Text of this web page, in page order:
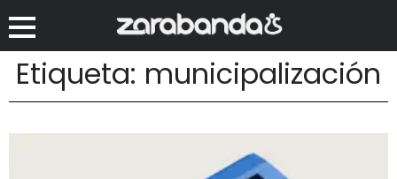
Etiqueta: municipalización